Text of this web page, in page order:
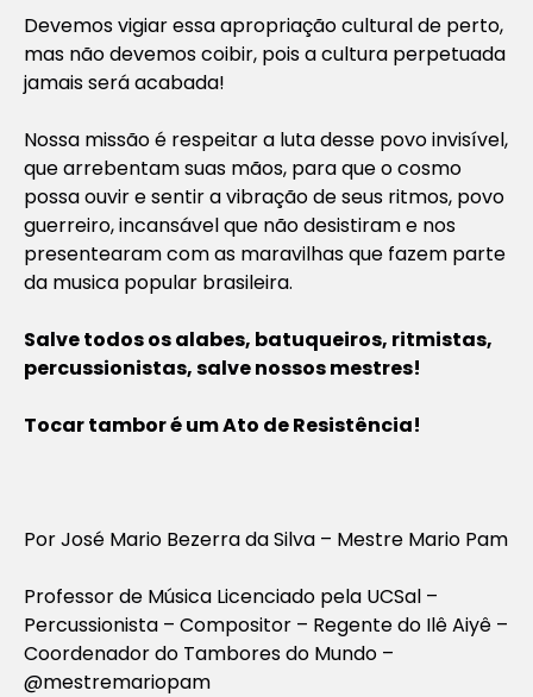
Devemos vigiar essa apropriação cultural de perto,
mas não devemos coibir, pois a cultura perpetuada
jamais será acabada!
Nossa missão é respeitar a luta desse povo invisível,
que arrebentam suas mãos, para que o cosmo
possa ouvir e sentir a vibração de seus ritmos, povo
guerreiro, incansável que não desistiram e nos
presentearam com as maravilhas que fazem parte
da musica popular brasileira.
Salve todos os alabes, batuqueiros, ritmistas,
percussionistas, salve nossos mestres!
Tocar tambor é um Ato de Resistência!
Por José Mario Bezerra da Silva – Mestre Mario Pam
Professor de Música Licenciado pela UCSal –
Percussionista – Compositor – Regente do Ilê Aiyê –
Coordenador do Tambores do Mundo –
@mestremariopam